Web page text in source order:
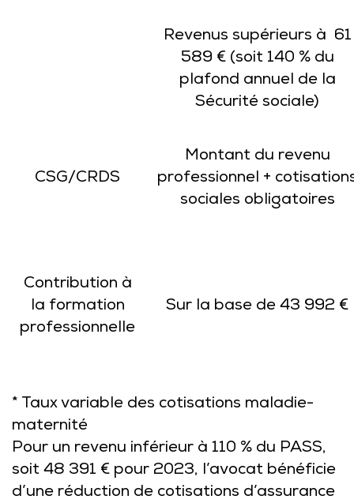
Revenus supérieurs à 61
589 € (soit 140 % du
plafond annuel de la
Sécurité sociale)
CSG/CRDS
Montant du revenu
professionnel +
sociales obligatoires
Contribution à
la formation
professionnelle
Sur la base de 43 992 €
* Taux variable des cotisations maladie-
maternité
Pour un revenu inférieur à 110 % du PASS,
soit 48 391 € pour 2023, l’avocat bénéficie
d’une réduction de cotisations d’assurance